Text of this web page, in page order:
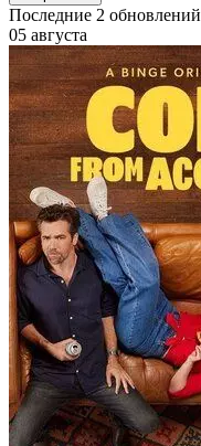
Последние 2 обновлений
05 августа